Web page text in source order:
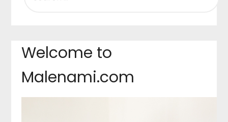
Welcome to
Malenami.com